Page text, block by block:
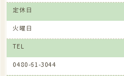
定休日
火曜日
TEL
0480-61-3044